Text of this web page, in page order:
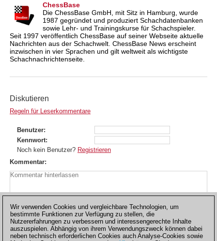
ChessBase
Die ChessBase GmbH, mit Sitz in Hamburg, wurde
1987 gegründet und produziert Schachdatenbanken
sowie Lehr- und Trainingskurse für Schachspieler.
Seit 1997 veröffentlich ChessBase auf seiner Webseite aktuelle
Nachrichten aus der Schachwelt. ChessBase News erscheint
inzwischen in vier Sprachen und gilt weltweit als wichtigste
Schachnachrichtenseite.
Diskutieren
Regeln für Leserkommentare
Benutzer
Kennwort
Noch kein Benutzer? Registrieren
Kommentar
Wir verwenden Cookies und vergleichbare Technologien, um
bestimmte Funktionen zur Verfügung zu stellen, die
Nutzererfahrungen zu verbessern und interessengerechte Inhalte
auszuspielen. Abhängig von ihrem Verwendungszweck können dabei
neben technisch erforderlichen Cookies auch Analyse-Cookies sowie